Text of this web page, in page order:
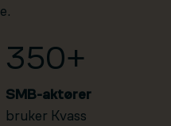
350+
SMB-aktører
bruker Kvass